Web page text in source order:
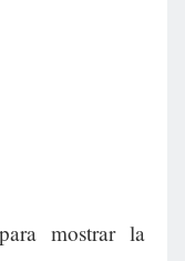
mostrar la